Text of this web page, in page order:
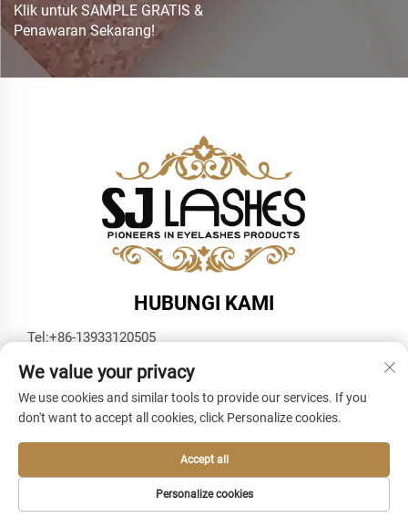
Klik untuk SAMPLE GRATIS &
Penawaran Sekarang!
HUBUNGI KAMI
Tel:+86-13933120505
Surel:[email protected]
WhatsApp:+86-13933120505
Hak Cipta © 2025 oleh SJ Lashes -
We value your privacy
We use cookies and similar tools to provide our services. If you
don't want to accept all cookies, click Personalize cookies.
Personalize cookies
Accept all